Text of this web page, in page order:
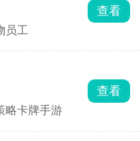
员工
查看
略卡牌手游
查看